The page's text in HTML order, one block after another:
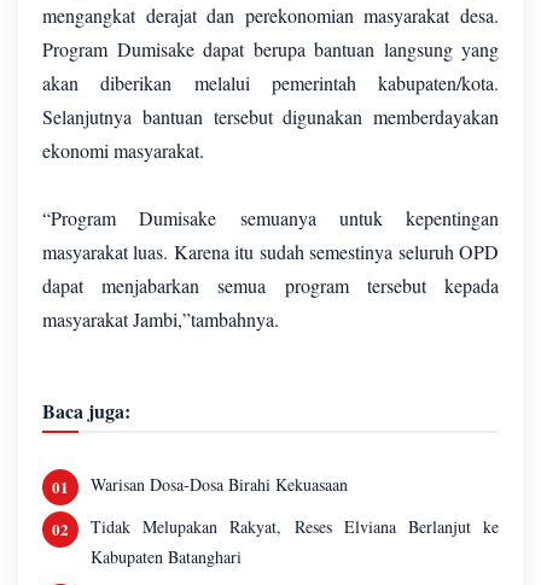
mengangkat derajat dan perekonomian masyarakat desa.
Program Dumisake dapat berupa bantuan langsung yang
akan diberikan melalui pemerintah kabupaten/kota.
Selanjutnya bantuan tersebut digunakan memberdayakan
ekonomi masyarakat.
“Program Dumisake semuanya untuk kepentingan
masyarakat luas. Karena itu sudah semestinya seluruh OPD
dapat menjabarkan semua program tersebut kepada
masyarakat Jambi,”tambahnya.
Baca juga:
Warisan Dosa-Dosa Birahi Kekuasaan
Tidak Melupakan Rakyat, Reses Elviana Berlanjut ke
Kabupaten Batanghari